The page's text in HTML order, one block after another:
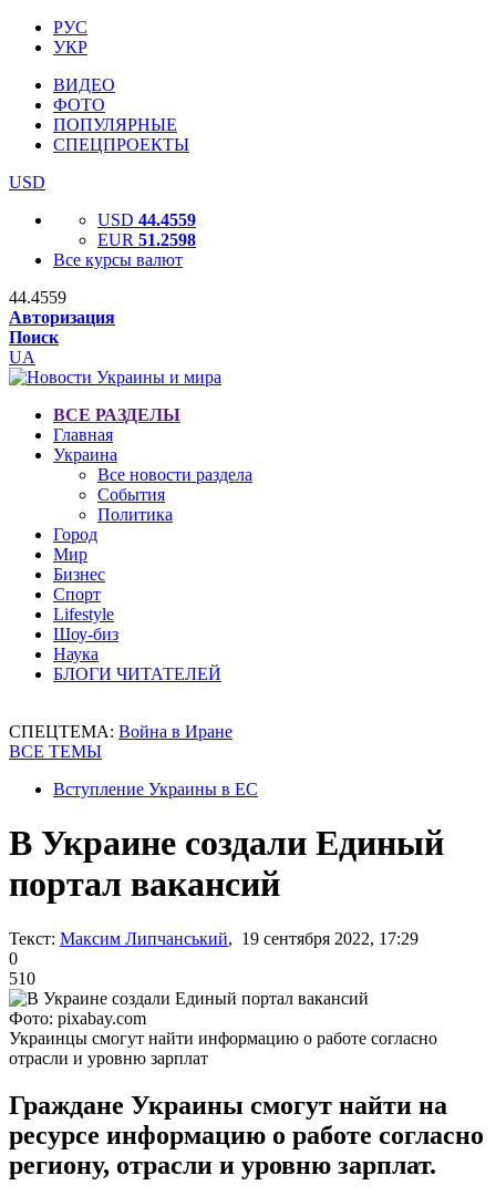
РУС
УКР
ВИДЕО
ФОТО
ПОПУЛЯРНЫЕ
СПЕЦПРОЕКТЫ
USD
USD 44.4559
EUR 51.2598
Все курсы валют
44.4559
Авторизация
Поиск
UA
ВСЕ РАЗДЕЛЫ
Главная
Украина
Все новости раздела
События
Политика
Город
Мир
Бизнес
Спорт
Lifestyle
Шоу-биз
Наука
БЛОГИ ЧИТАТЕЛЕЙ
СПЕЦТЕМА: Война в Иране
ВСЕ ТЕМЫ
Вступление Украины в ЕС
В Украине создали Единый
портал вакансий
Текст: Максим Липчанський, 19 сентября 2022, 17:29
0
510
Фото: pixabay.com
Украинцы смогут найти информацию о работе согласно
отрасли и уровню зарплат
Граждане Украины смогут найти на
ресурсе информацию о работе согласно
региону, отрасли и уровню зарплат.